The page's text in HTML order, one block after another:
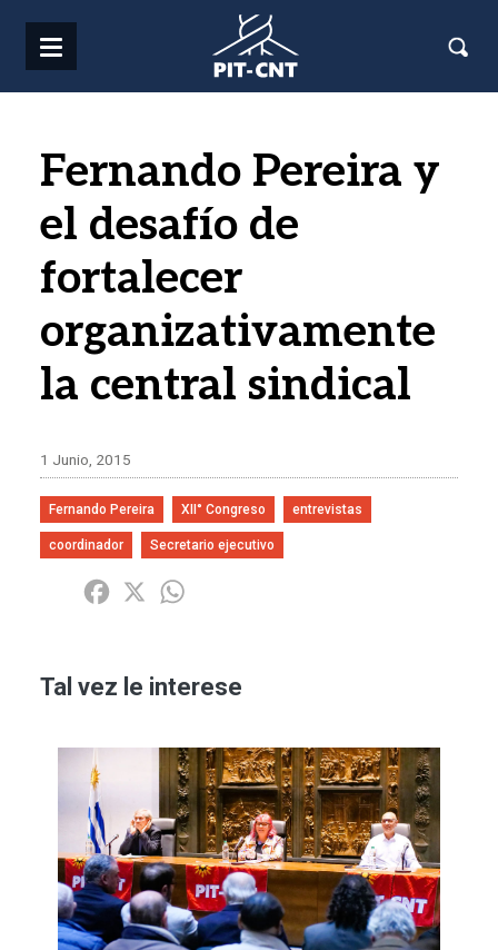
Fernando Pereira y
el desafío de
fortalecer
organizativamente
la central sindical
1 Junio, 2015
Fernando Pereira XII° Congreso entrevistas
coordinador Secretario ejecutivo
Share Facebook
X
Tal vez le interese
Imagen